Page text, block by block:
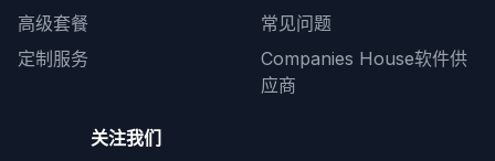
高级套餐
定制服务
常见问题
Companies House软件供
应商
关注我们